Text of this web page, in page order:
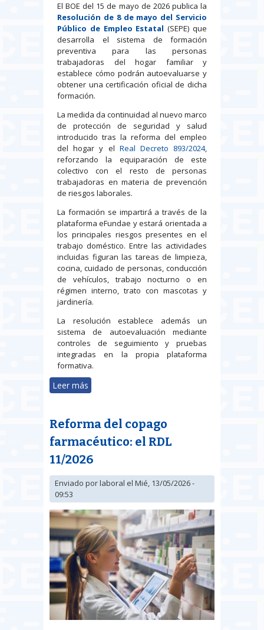
El BOE del 15 de mayo de 2026 publica la
Resolución de 8 de mayo del Servicio
Público de Empleo Estatal (SEPE) que
desarrolla el sistema de formación
preventiva para las personas
trabajadoras del hogar familiar y
establece cómo podrán autoevaluarse y
obtener una certificación oficial de dicha
formación.
La medida da continuidad al nuevo marco
de protección de seguridad y salud
introducido tras la reforma del empleo
del hogar y el Real Decreto 893/2024,
reforzando la equiparación de este
colectivo con el resto de personas
trabajadoras en materia de prevención
de riesgos laborales.
La formación se impartirá a través de la
plataforma eFundae y estará orientada a
los principales riesgos presentes en el
trabajo doméstico. Entre las actividades
incluidas figuran las tareas de limpieza,
cocina, cuidado de personas, conducción
de vehículos, trabajo nocturno o en
régimen interno, trato con mascotas y
jardinería.
La resolución establece además un
sistema de autoevaluación mediante
controles de seguimiento y pruebas
integradas en la propia plataforma
formativa.
Leer más
Reforma del copago
farmacéutico: el RDL
11/2026
Enviado porlaboral el Mié, 13/05/2026 -
09:53